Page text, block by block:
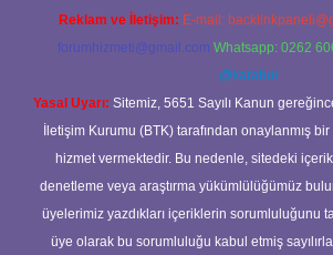
Reklam ve İletişim: E-mail:
forumhizmeti@gmail.com Whatsapp: 0262
@karabul
Yasal Uyarı: Sitemiz, 5651 Sayılı Kanun
İletişim Kurumu (BTK) tarafından onaylanmış
hizmet vermektedir. Bu nedenle, sitedeki
denetleme veya araştırma yükümlülüğümüz
üyelerimiz yazdıkları içeriklerin sorumluluğunu
üye olarak bu sorumluluğu kabul etmiş